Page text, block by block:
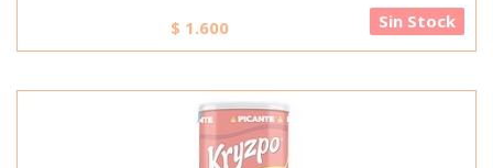
$ 1.600 Sin Stock